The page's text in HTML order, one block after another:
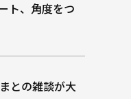
ト、角度をつ
との雑談が大